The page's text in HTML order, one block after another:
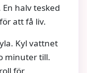
halv tesked
att få liv.
Kyl vattnet
minuter till.
för